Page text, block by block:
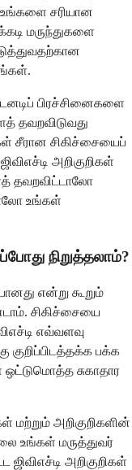
சரியான
மருந்துகளை
பிரச்சினைகளை
தவறவிடுவது
சீரான சிகிச்சையைப்
அறிகுறிகள்
தவறவிட்டாலோ
உங்கள்
நிறுத்தலாம்?
என்று கூறும்
சிகிச்சையை
எவ்வளவு
குறிப்பிடத்தக்க பக்க
சுகாதார
அறிகுறிகளின்
உங்கள் மருத்துவர்
அறிகுறிகள்